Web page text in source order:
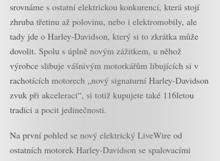
srovnáme s ostatní elektrickou konkurencí, která stojí
zhruba třetinu až polovinu, nebo i elektromobily, ale
tady jde o Harley-Davidson, který si to zkrátka může
dovolit. Spolu s úplně novým zážitkem, u něhož
výrobce slibuje vášnivým motorkářům libujících si v
rachotících motorech „nový signaturní Harley-Davidson
zvuk při akceleraci“, si totiž kupujete také 116letou
tradici a pocit jedinečnosti.
Na první pohled se nový elektrický LiveWire od
ostatních motorek Harley-Davidson se spalovacími